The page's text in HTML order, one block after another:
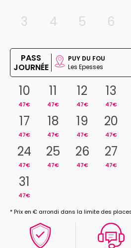
3
4 5 6
PASS
JOURNÉE
PUY DU FOU
Les Epesses
10
47€
11
47€
12
47€
13
47€
17
47€
18
47€
19
47€
20
47€
24
47€
25
47€
26
47€
27
47€
31
47€
* Prix en € arrondi dans la limite des